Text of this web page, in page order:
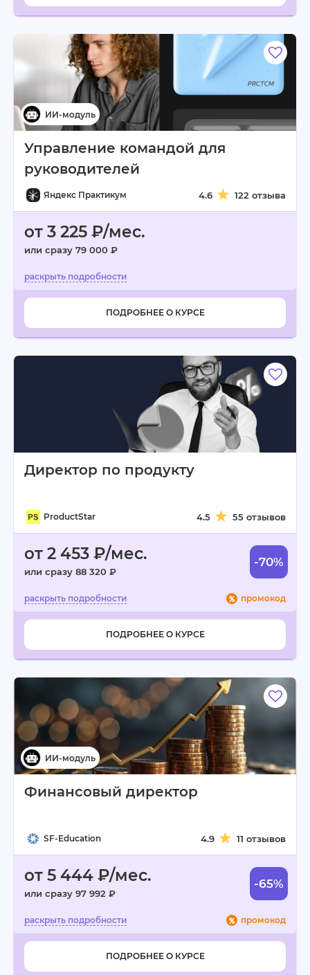
Управление командой для
руководителей
Яндекс Практикум 4.6 122 отзыва
от 3 225 ₽/мес.
или сразу 79 000 ₽
ПОДРОБНЕЕ О КУРСЕ
Директор по продукту
ProductStar 4.5 55 отзывов
от 2 453 ₽/мес.
или сразу 88 320 ₽
-70%
промокод
ПОДРОБНЕЕ О КУРСЕ
Финансовый директор
SF-Education 4.9 11 отзывов
от 5 444 ₽/мес.
или сразу 97 992 ₽
-65%
промокод
ПОДРОБНЕЕ О КУРСЕ